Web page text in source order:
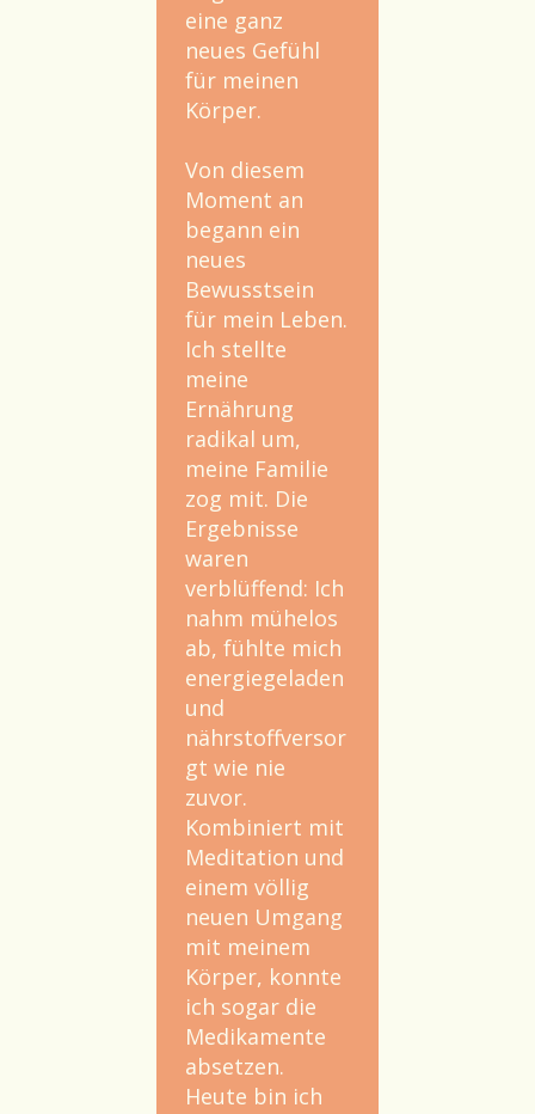
eine ganz
neues Gefühl
für meinen
Körper.
Von diesem
Moment an
begann ein
neues
Bewusstsein
für mein Leben.
Ich stellte
meine
Ernährung
radikal um,
meine Familie
zog mit. Die
Ergebnisse
waren
verblüffend: Ich
nahm mühelos
ab, fühlte mich
energiegeladen
und
nährstoffversor
gt wie nie
zuvor.
Kombiniert mit
Meditation und
einem völlig
neuen Umgang
mit meinem
Körper, konnte
ich sogar die
Medikamente
absetzen.
Heute bin ich